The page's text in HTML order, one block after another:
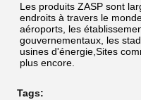
Les produits ZASP sont
endroits à travers le
aéroports, les
gouvernementaux, les
usines d'énergie,Sites
plus encore.
Tags: